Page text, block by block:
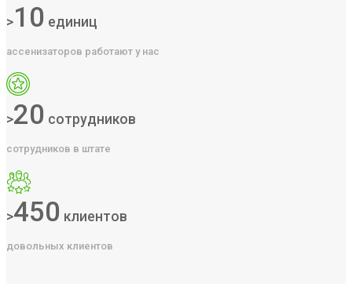
>10 единиц
ассенизаторов работают у нас
>20 сотрудников
сотрудников в штате
>450 клиентов
довольных клиентов